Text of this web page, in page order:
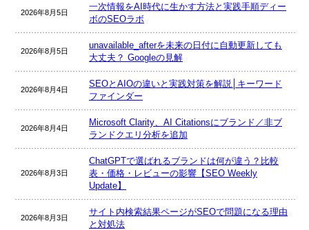
2026年8月5日
一次情報をAI時代に生かす方法と実践手順ディー
ボのSEOラボ
2026年8月5日
unavailable_afterを未来の日付に自動更新しても
大丈夫？ Googleの見解
2026年8月4日
SEOとAIOの違いと実践対策を解説│キーワード
ファインダー
2026年8月4日
Microsoft Clarity、AI Citationsにブランド／非ブ
ランドクエリ分析を追加
2026年8月3日
ChatGPTで選ばれるブランドは何が違う？比較
表・価格・レビューの影響【SEO Weekly
Update】
2026年8月3日
サイト内検索結果ページがSEOで問題になる理由
と対処法